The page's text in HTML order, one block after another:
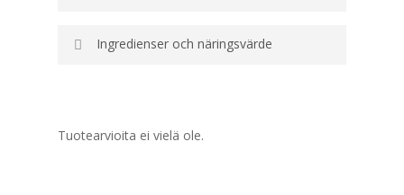
Ingredienser och näringsvärde
Tuotearvioita ei vielä ole.